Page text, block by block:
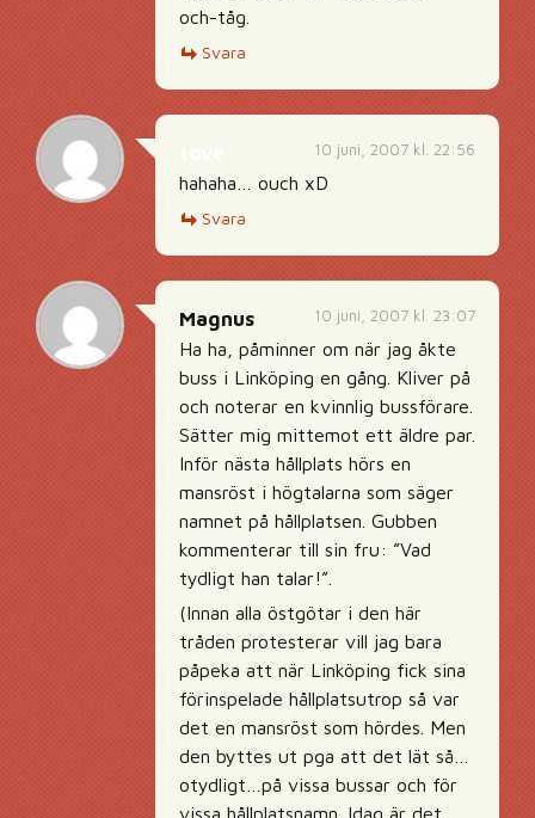
och-tåg.
Svara
10 juni, 2007 kl. 22:56
hahaha… ouch xD
Svara
10 juni, 2007 kl. 23:07
Magnus
Ha ha, påminner om när jag åkte
buss i Linköping en gång. Kliver på
och noterar en kvinnlig bussförare.
Sätter mig mittemot ett äldre par.
Inför nästa hållplats hörs en
mansröst i högtalarna som säger
namnet på hållplatsen. Gubben
kommenterar till sin fru: ”Vad
tydligt han talar!”.
(Innan alla östgötar i den här
tråden protesterar vill jag bara
påpeka att när Linköping fick sina
förinspelade hållplatsutrop så var
det en mansröst som hördes. Men
den byttes ut pga att det lät så…
otydligt…på vissa bussar och för
vissa hållplatsnamn. Idag är det